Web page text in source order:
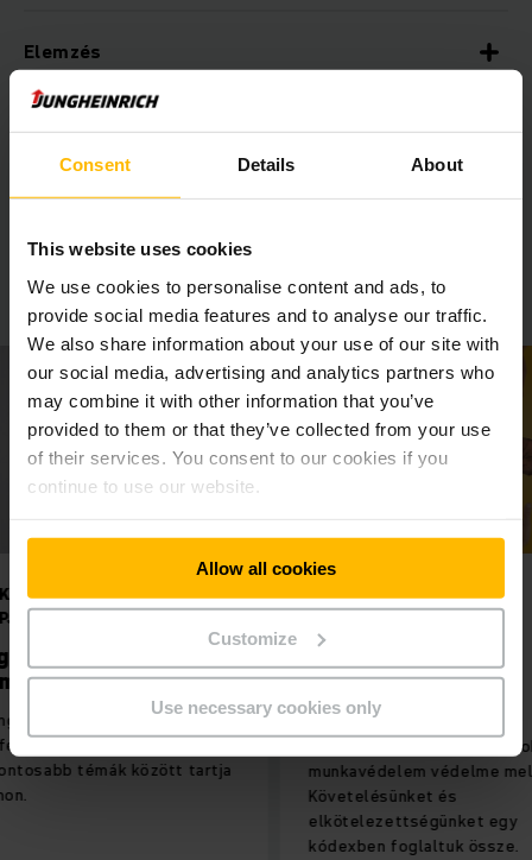
Consent Details About
This website uses cookies
We use cookies to personalise content and ads, to
provide social media features and to analyse our traffic.
We also share information about your use of our site with
our social media, advertising and analytics partners who
may combine it with other information that you’ve
provided to them or that they’ve collected from your use
of their services. You consent to our cookies if you
continue to use our website.
Allow all cookies
Customize
Use necessary cookies only
Elemzés
kapcsolatos intézkedéseinkről és
ismerje meg az emberi jogi és
munkavédelmi kódexünket:
KOCKÁZATMENEDZSMENTÜNK
ALAPJA
(Compliance)
A Jungheinrich Csoport a
megfelelőség kérdését évek óta a
legfontosabb témák között tartja
munkavédelem
érvényesítése
A Jungheinrich
elkötelezett az
munkavédelem
Követelésünket és
kódexben foglaltuk